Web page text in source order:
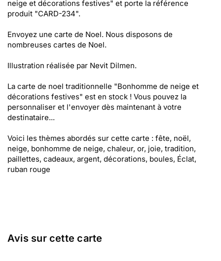
neige et décorations festives" et porte la référence
produit "CARD-234".
Envoyez une carte de Noel. Nous disposons de
nombreuses cartes de Noel.
Illustration réalisée par Nevit Dilmen.
La carte de noel traditionnelle "Bonhomme de neige et
décorations festives" est en stock ! Vous pouvez la
personnaliser et l'envoyer dès maintenant à votre
destinataire...
Voici les thèmes abordés sur cette carte : fête, noël,
neige, bonhomme de neige, chaleur, or, joie, tradition,
paillettes, cadeaux, argent, décorations, boules, Éclat,
ruban rouge
Avis sur cette carte